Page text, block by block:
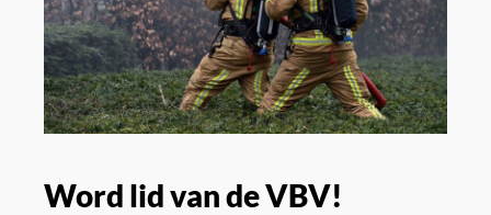
Word lid van de VBV!